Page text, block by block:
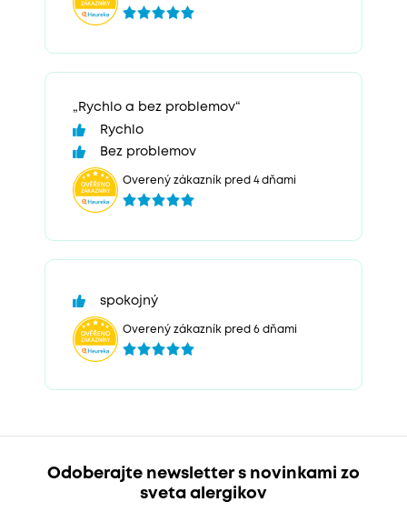
„Rychlo a bez problemov“
Rychlo
Bez problemov
Overený zákazník pred 4 dňami
spokojný
Overený zákazník pred 6 dňami
Odoberajte newsletter s novinkami zo
sveta alergikov